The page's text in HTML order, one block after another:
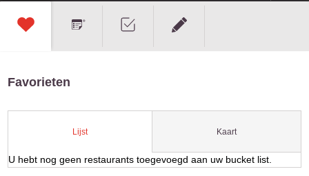
Favorieten
Lijst Kaart
U hebt nog geen restaurants toegevoegd aan uw bucket list.